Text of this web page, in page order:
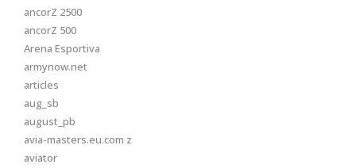
ancorZ 2500
ancorZ 500
Arena Esportiva
armynow.net
articles
aug_sb
august_pb
avia-masters.eu.com z
aviator